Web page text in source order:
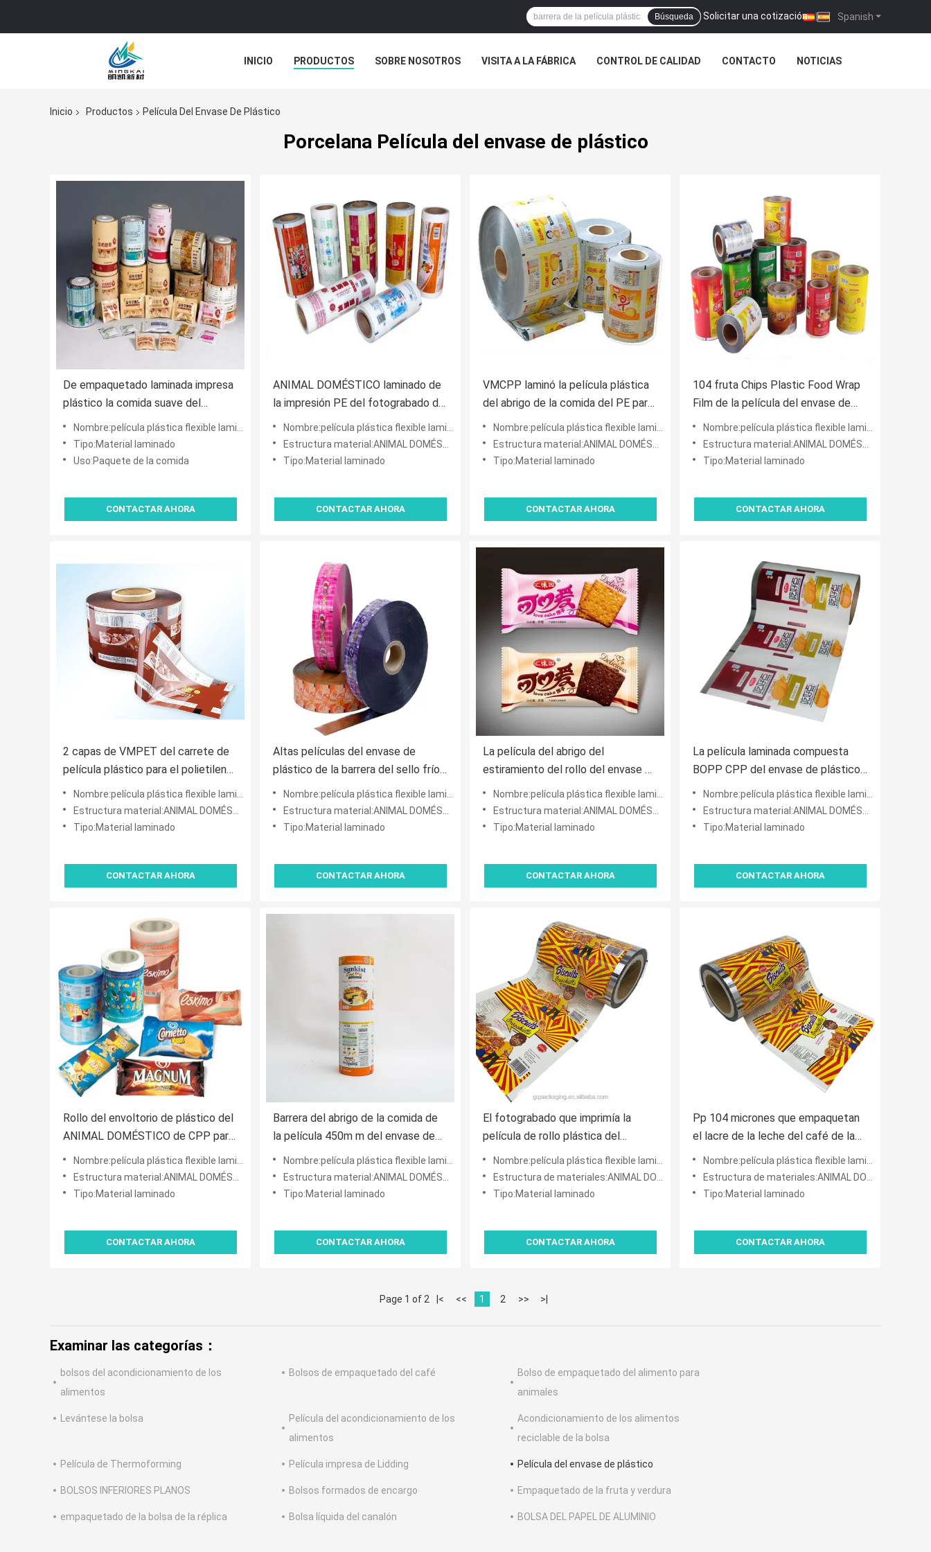
Spanish
Solicitar una cotización |
Búsqueda
INICIO PRODUCTOS SOBRE NOSOTROS VISITA A LA FÁBRICA CONTROL DE CALIDAD CONTACTO NOTICIAS
Inicio
Productos Película Del Envase De Plástico
Porcelana Película del envase de plástico
De empaquetado laminada impresa
plástico la comida suave del
sellado caliente carrete de película
a prueba de humedad
Nombre:película plástica flexible laminada impresa del acondicionamiento de los alimentos del sellado calie
Tipo:Material laminado
Uso:Paquete de la comida
CONTACTAR AHORA
ANIMAL DOMÉSTICO laminado de
la impresión PE del fotograbado de
la película del envase de plástico
de la categoría alimenticia
Nombre:película plástica flexible laminada impresa del acondicionamiento de los alimentos del sellado calie
Estructura material:ANIMAL DOMÉSTICO VMPET/PE
Tipo:Material laminado
CONTACTAR AHORA
VMCPP laminó la película plástica
del abrigo de la comida del PE para
embalar opaco
Nombre:película plástica flexible laminada impresa del acondicionamiento de los alimentos del sellado calie
Estructura material:ANIMAL DOMÉSTICO VMPET/PE
Tipo:Material laminado
CONTACTAR AHORA
104 fruta Chips Plastic Food Wrap
Film de la película del envase de
plástico del micrón VMPET PE
Nombre:película plástica flexible laminada impresa del acondicionamiento de los alimentos del sellado calie
Estructura material:ANIMAL DOMÉSTICO VMPET/PE
Tipo:Material laminado
CONTACTAR AHORA
2 capas de VMPET del carrete de
película plástico para el polietileno
del acondicionamiento de los
alimentos que envuelve para la
torta
Nombre:película plástica flexible laminada impresa del acondicionamiento de los alimentos del sellado calie
Estructura material:ANIMAL DOMÉSTICO VMPET/PE
Tipo:Material laminado
CONTACTAR AHORA
Altas películas del envase de
plástico de la barrera del sello frío
para los pasteles 30m m
Nombre:película plástica flexible laminada impresa del acondicionamiento de los alimentos del sellado calie
Estructura material:ANIMAL DOMÉSTICO VMPET/PE
Tipo:Material laminado
CONTACTAR AHORA
La película del abrigo del
estiramiento del rollo del envase de
plástico de OPP 0.03m m imprimió
al OEM
Nombre:película plástica flexible laminada impresa del acondicionamiento de los alimentos del sellado calie
Estructura material:ANIMAL DOMÉSTICO VMPET/PE
Tipo:Material laminado
CONTACTAR AHORA
La película laminada compuesta
BOPP CPP del envase de plástico
de OPV laminó el empaquetado del
carrete de película
Nombre:película plástica flexible laminada impresa del acondicionamiento de los alimentos del sellado calie
Estructura material:ANIMAL DOMÉSTICO VMPET/PE
Tipo:Material laminado
CONTACTAR AHORA
Rollo del envoltorio de plástico del
ANIMAL DOMÉSTICO de CPP para
embalar la película de
empaquetado laminada 9 colores
del polietileno
Nombre:película plástica flexible laminada impresa del acondicionamiento de los alimentos del sellado calie
Estructura material:ANIMAL DOMÉSTICO VMPET/PE
Tipo:Material laminado
CONTACTAR AHORA
Barrera del abrigo de la comida de
la película 450m m del envase de
plástico del ANIMAL DOMÉSTICO
VMPET PE alta
Nombre:película plástica flexible laminada impresa del acondicionamiento de los alimentos del sellado calie
Estructura material:ANIMAL DOMÉSTICO VMPET/PE
Tipo:Material laminado
CONTACTAR AHORA
El fotograbado que imprimía la
película de rollo plástica del
acondicionamiento de los alimentos
metalizó el aluminio laminado hoja
Nombre:película plástica flexible laminada impresa del acondicionamiento de los alimentos del sellado calie
Estructura de materiales:ANIMAL DOMÉSTICO VMPET/PE
Tipo:Material laminado
CONTACTAR AHORA
Pp 104 micrones que empaquetan
el lacre de la leche del café de la
película plástica biodegradable
Nombre:película plástica flexible laminada impresa del acondicionamiento de los alimentos del sellado calie
Estructura de materiales:ANIMAL DOMÉSTICO VMPET/PE
Tipo:Material laminado
CONTACTAR AHORA
Page 1 of 2 |< << 1 2 >> >|
Examinar las categorías：
bolsos del acondicionamiento de los
alimentos
Bolsos de empaquetado del café
Bolso de empaquetado del alimento para
animales
Levántese la bolsa
Película del acondicionamiento de los
alimentos
Acondicionamiento de los alimentos
reciclable de la bolsa
Película de Thermoforming Película impresa de Lidding Película del envase de plástico
BOLSOS INFERIORES PLANOS Bolsos formados de encargo Empaquetado de la fruta y verdura
empaquetado de la bolsa de la réplica Bolsa líquida del canalón BOLSA DEL PAPEL DE ALUMINIO